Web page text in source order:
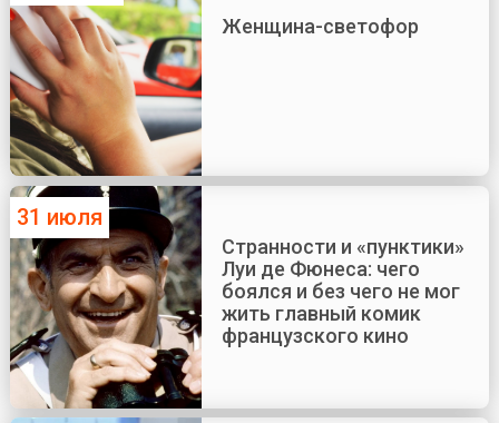
Женщина-светофор
31 июля
Странности и «пунктики»
Луи де Фюнеса: чего
боялся и без чего не мог
жить главный комик
французского кино